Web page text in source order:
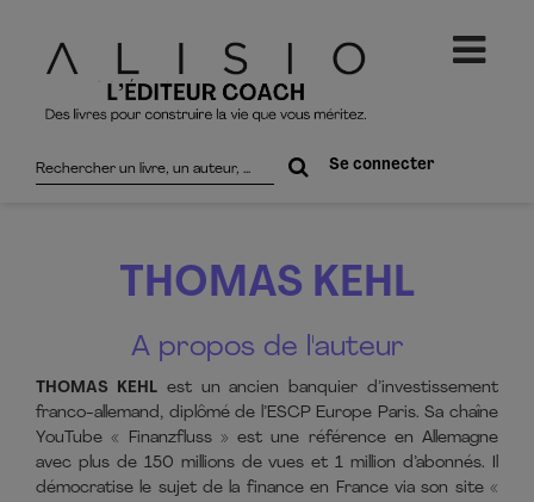
Rechercher
sur
Se connecter
THOMAS KEHL
A propos de l'auteur
THOMAS KEHLest un ancien banquier d’investissement
franco-allemand, diplômé de l’ESCP Europe Paris. Sa chaîne
YouTube « Finanzfluss » est une référence en Allemagne
avec plus de 150 millions de vues et 1 million d’abonnés. Il
démocratise le sujet de la finance en France via son site «